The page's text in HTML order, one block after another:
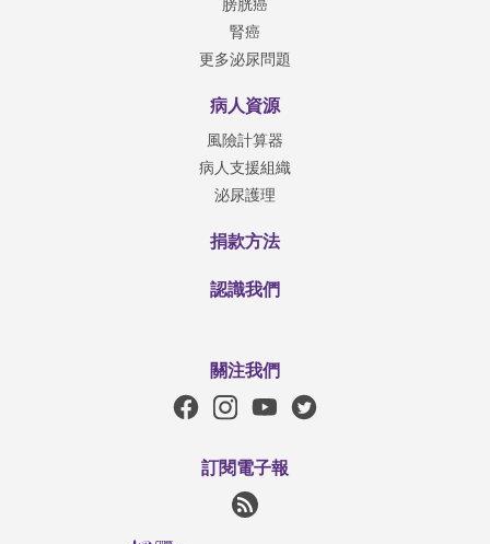
腎癌
更多泌尿問題
病人資源
風險計算器
病人支援組織
泌尿護理
捐款方法
認識我們
關注我們
訂閱電子報